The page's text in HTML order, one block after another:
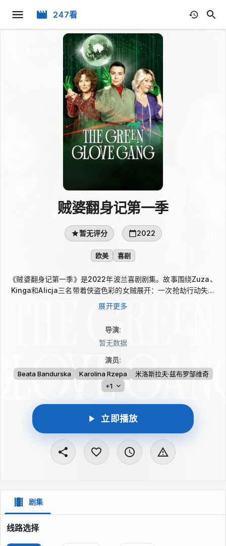
247看
贼婆翻身记第一季
暂无评分 2022
欧美 喜剧
《贼婆翻身记第一季》是2022年波兰喜剧剧集。故事围绕Zuza、
Kinga和Alicja三名带着侠盗色彩的女贼展开：一次抢劫行动失手
后，她们为躲避警方追捕，藏进一所安静的养老院。看似平静的避
风港很快因三人的到来被打破，她们一边应付步步逼近的警察，一
展开更多
导演:
暂无数据
演员:
Beata Bandurska Karolina Rzepa
米洛斯拉夫·兹布罗邹维奇
+1
立即播放
剧集
线路选择